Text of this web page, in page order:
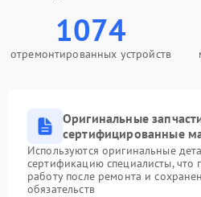
1074
отремонтированных устройств
Оригинальные
сертифицированные
Используются оригинальные
сертификацию специалисты, что
работу после ремонта и
обязательств